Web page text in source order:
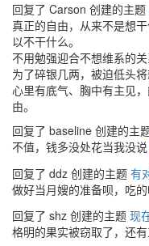
回复了 Carson 创建的主题
真正的自由，从来不是想
以不干什么。
不用勉强迎合不想维系的
为了碎银几两，被迫低头将
心里有底气、胸中有主见
由。
回复了 baseline 创建的主
不值，钱多没处花当我没说
回复了 ddz 创建的主题 有
做好当月嫂的准备呗，吃
回复了 shz 创建的主题 现
格明的果实被窃取了，还